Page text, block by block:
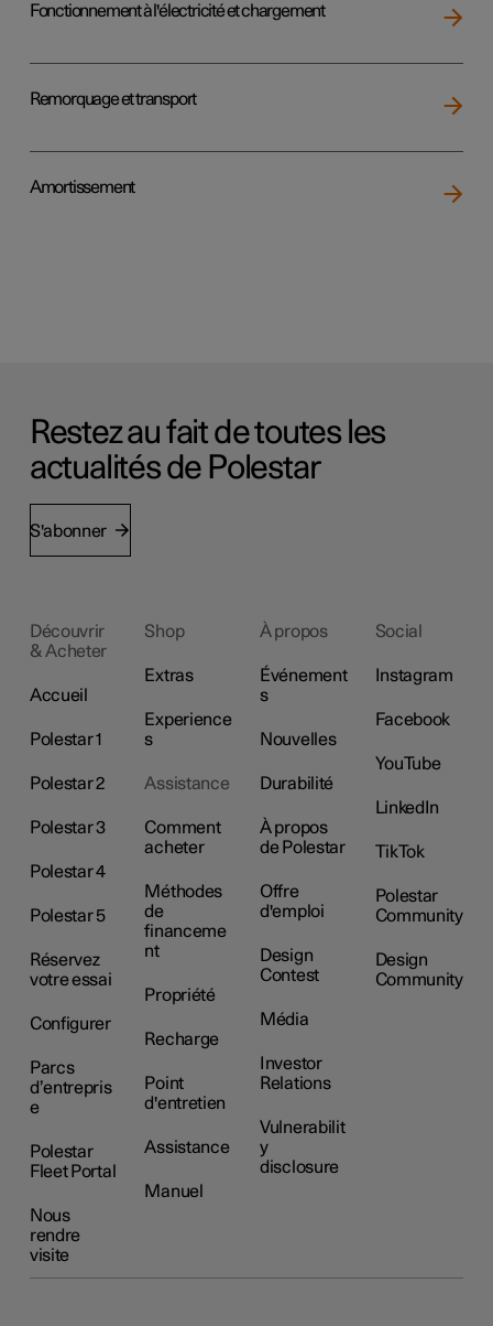
Fonctionnement à l'électricité et chargement
Remorquage et transport
Amortissement
Restez au fait de toutes les
actualités de Polestar
S'abonner
Découvrir
& Acheter
Accueil
Polestar 1
Polestar 2
Polestar 3
Polestar 4
Polestar 5
Réservez
votre essai
Configurer
Parcs
d’entrepris
e
Polestar
Fleet Portal
Nous
rendre
visite
Shop
Extras
Experience
s
Assistance
Comment
acheter
Méthodes
de
financeme
nt
Propriété
Recharge
Point
d'entretien
Assistance
Manuel
À propos
Événement
s
Nouvelles
Durabilité
À propos
de Polestar
Offre
d'emploi
Design
Contest
Média
Investor
Relations
Vulnerabilit
y
disclosure
Social
Instagram
Facebook
YouTube
LinkedIn
TikTok
Polestar
Community
Design
Community